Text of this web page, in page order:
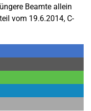
Beamte allein
vom 19.6.2014, C-